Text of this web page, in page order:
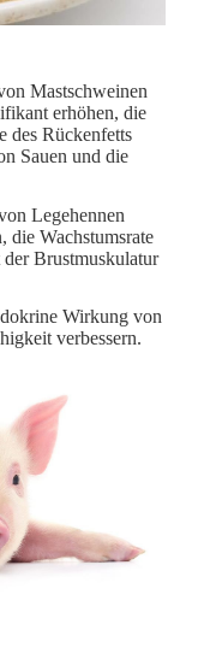
Mastschweinen
erhöhen, die
des Rückenfetts
Sauen und die
Legehennen
die Wachstumsrate
Brustmuskulatur
Wirkung von
verbessern.